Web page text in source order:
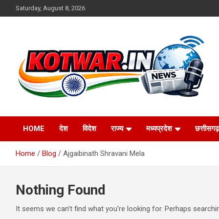
to
Saturday, August 8, 2026
kotwar.in
HOME देश विदेश राज्य मध्यप्रदेश छत्तीसगढ़
Home Blog Ajgaibinath Shravani Mela
Nothing Found
It seems we can’t find what you’re looking for. Perhaps